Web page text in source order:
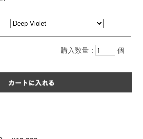
購入数量： 個